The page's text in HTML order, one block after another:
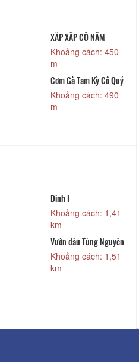
XẮP XẮP CÔ NĂM
Khoảng cách: 450
m
Cơm Gà Tam Kỳ Cô Quý
Khoảng cách: 490
m
Dinh I
Khoảng cách: 1,41
km
Vườn dâu Tùng Nguyên
Khoảng cách: 1,51
km